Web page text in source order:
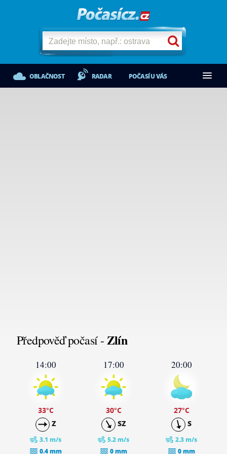
OBLAČNOST RADAR POČASÍ U VÁS
Předpověď počasí -Zlín
14:00
33°C
Z
3.1 m/s
0.4 mm
17:00
30°C
SZ
5.2 m/s
0 mm
20:00
27°C
S
2.3 m/s
0 mm